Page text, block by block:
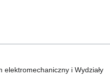
elektromechaniczny i Wydziały